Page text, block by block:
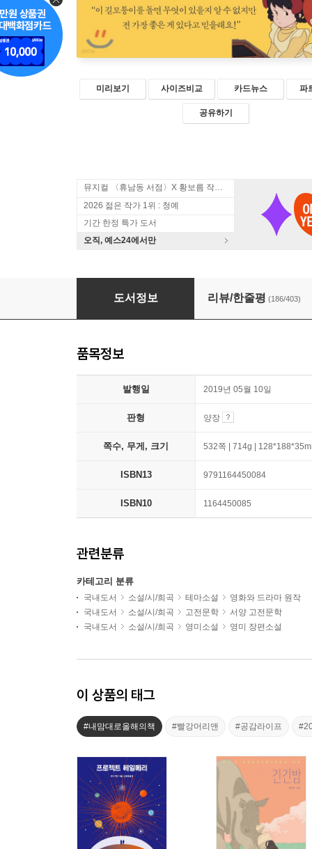
미리보기 사이즈비교 카드뉴스 파
공유하기
뮤지컬 〈휴남동 서점〉X 황보름 작가 북토크
2026 젊은 작가 1위 : 청예
기간 한정 특가 도서
오직, 예스24에서만
빨강 머리 앤
도서정보 리뷰/한줄평 (186/403)
품목정보
발행일 2019년 05월 10일
판형 양장
쪽수, 무게, 크기 532쪽 | 714g |
ISBN13 9791164450084
ISBN10 1164450085
관련분류
카테고리 분류
국내도서 소설/시/희곡 테마소설
영화와 드라마 원작
국내도서
소설/시/희곡 고전문학
서양 고전문학
국내도서
소설/시/희곡 영미소설 영미 장편소설
이 상품의 태그
#내맘대로올해의책 #빨강머리앤 #공감라이프